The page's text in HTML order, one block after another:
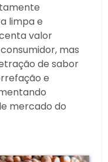
limpa e
valor
mas
de sabor
e
mercado do